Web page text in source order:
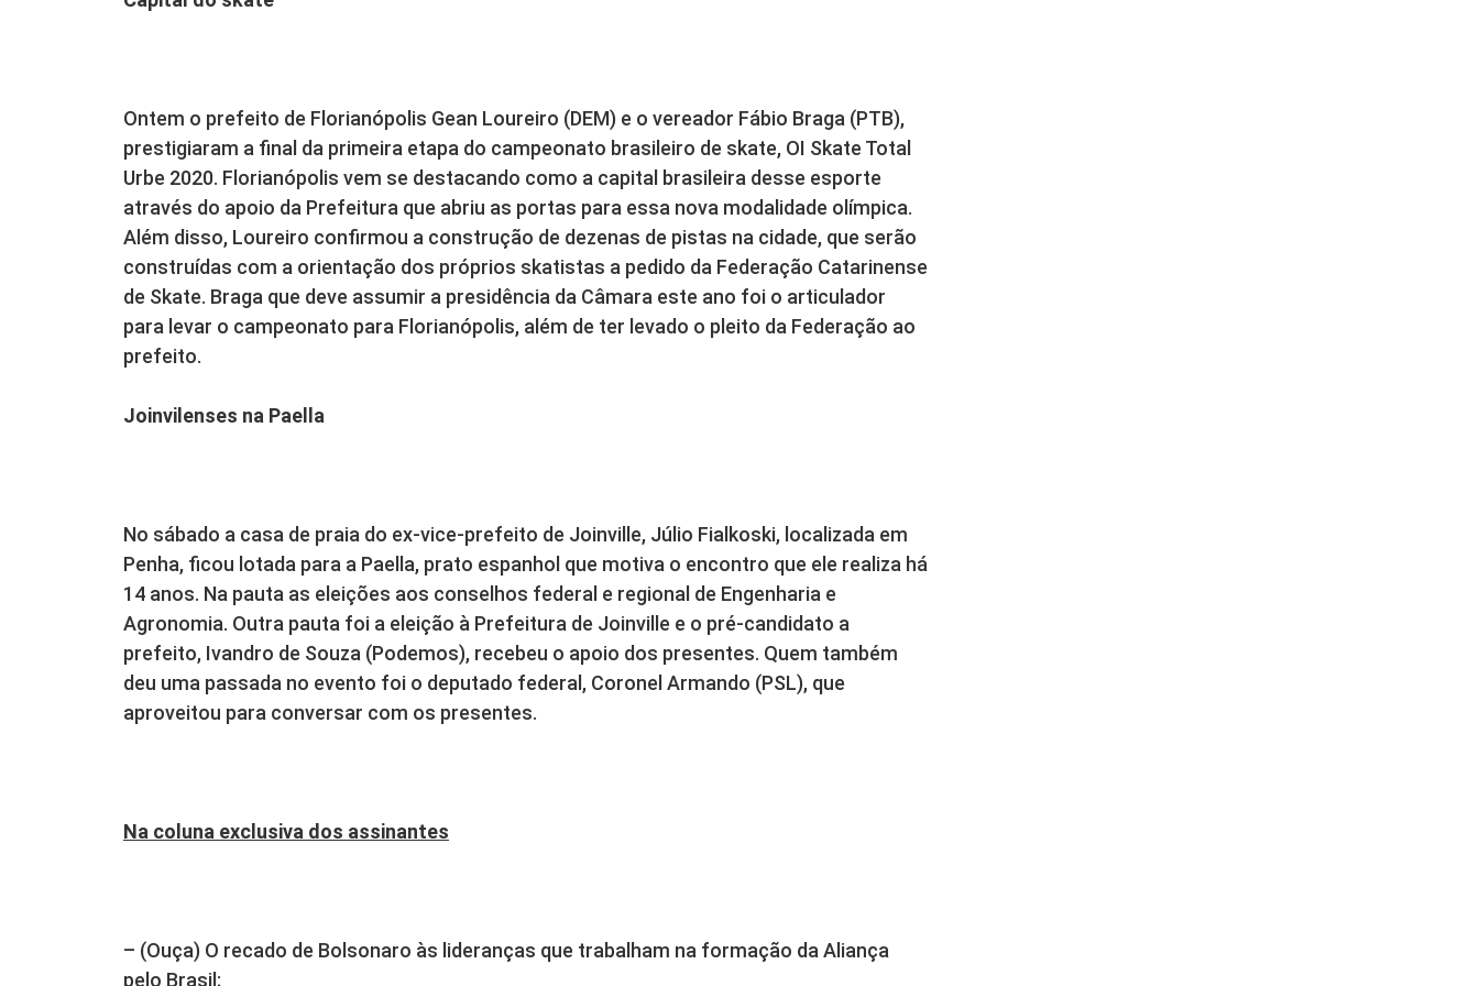
Ontem o prefeito de Florianópolis Gean Loureiro (DEM) e o vereador Fábio Braga (PTB),
prestigiaram a final da primeira etapa do campeonato brasileiro de skate, OI Skate Total
Urbe 2020. Florianópolis vem se destacando como a capital brasileira desse esporte
através do apoio da Prefeitura que abriu as portas para essa nova modalidade olímpica.
Além disso, Loureiro confirmou a construção de dezenas de pistas na cidade, que serão
construídas com a orientação dos próprios skatistas a pedido da Federação Catarinense
de Skate. Braga que deve assumir a presidência da Câmara este ano foi o articulador
para levar o campeonato para Florianópolis, além de ter levado o pleito da Federação ao
prefeito.
Joinvilenses na Paella
No sábado a casa de praia do ex-vice-prefeito de Joinville, Júlio Fialkoski, localizada em
Penha, ficou lotada para a Paella, prato espanhol que motiva o encontro que ele realiza há
14 anos. Na pauta as eleições aos conselhos federal e regional de Engenharia e
Agronomia. Outra pauta foi a eleição à Prefeitura de Joinville e o pré-candidato a
prefeito, Ivandro de Souza (Podemos), recebeu o apoio dos presentes. Quem também
deu uma passada no evento foi o deputado federal, Coronel Armando (PSL), que
aproveitou para conversar com os presentes.
Na coluna exclusiva dos assinantes
– (Ouça) O recado de Bolsonaro às lideranças que trabalham na formação da Aliança
pelo Brasil;